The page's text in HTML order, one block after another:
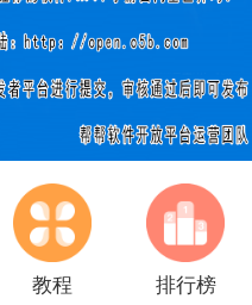
教程 排行榜